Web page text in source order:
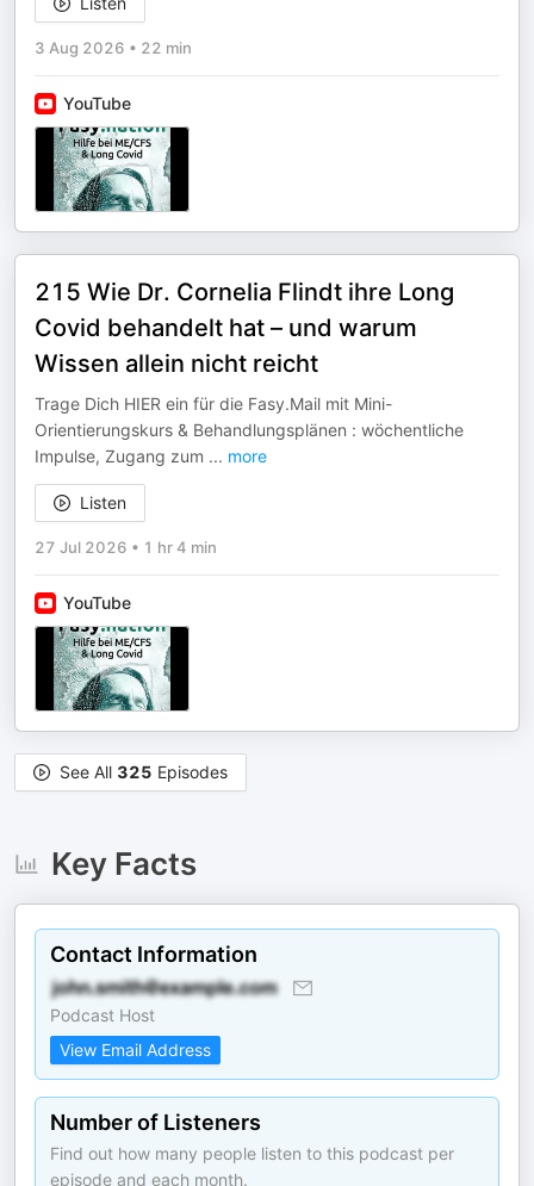
3 Aug 2026 • 22 min
YouTube
215 Wie Dr. Cornelia Flindt ihre Long
Covid behandelt hat – und warum
Wissen allein nicht reicht
Trage Dich HIER ein für die Fasy.Mail mit Mini-
Orientierungskurs & Behandlungsplänen : wöchentliche
Impulse, Zugang zum ... more
Listen
27 Jul 2026 • 1 hr 4 min
YouTube
See All 325 Episodes
Key Facts
Contact Information
Podcast Host
View Email Address
Number of Listeners
Find out how many people listen to this podcast per
episode and each month.